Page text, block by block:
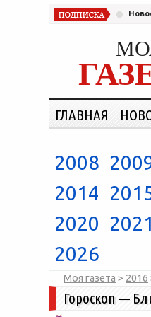
ГЛАВНАЯ
2008
2014
2020 2021
2026
Моя газета > 2016
Гороскоп —